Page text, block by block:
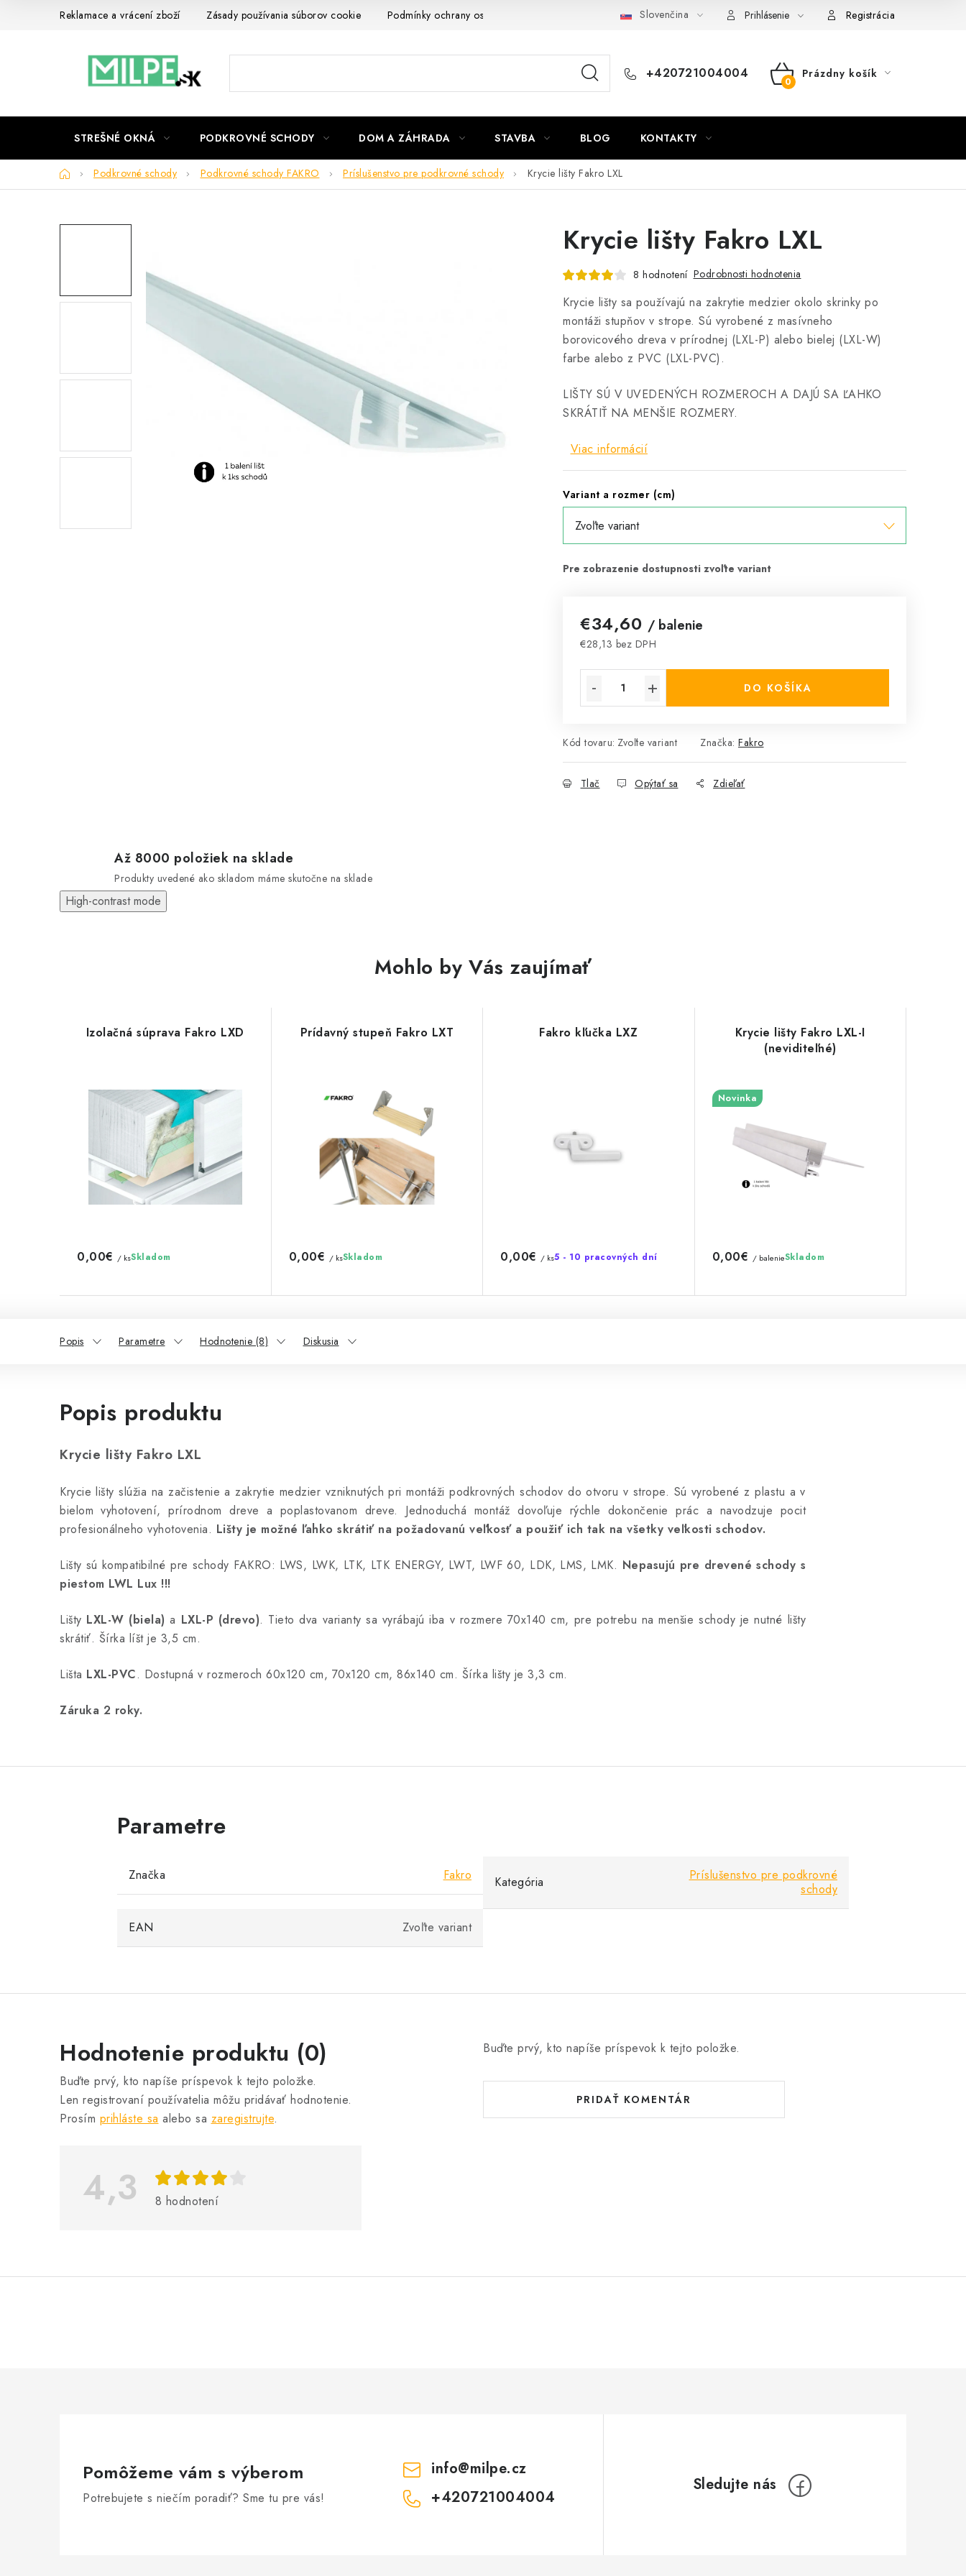
Reklamace a vrácení zboží Zásady používania súborov cookie Podmínky ochrany osobních údajů Obchodní podmínky Mapa webu Milpe.sk
Slovenčina Prihlásenie Registrácia
+420721004004
NÁKUPNÝ
Prázdny košík
STREŠNÉ OKNÁ PODKROVNÉ SCHODY DOM A ZÁHRADA STAVBA BLOG KONTAKTY
DomovPodkrovné schody Podkrovné schody FAKRO Príslušenstvo pre podkrovné schody Krycie lišty Fakro LXL
Krycie lišty Fakro LXL
8 hodnotení Podrobnosti hodnotenia
Krycie lišty sa používajú na zakrytie medzier okolo skrinky po
montáži stupňov v strope. Sú vyrobené z masívneho
borovicového dreva v prírodnej (LXL-P) alebo bielej (LXL-W)
farbe alebo z PVC (LXL-PVC).
LIŠTY SÚ V UVEDENÝCH ROZMEROCH A DAJÚ SA ĽAHKO
SKRÁTIŤ NA MENŠIE ROZMERY.
Viac informácií
Variant a rozmer (cm)
€34,60 / balenie
€28,13 bez DPH
DO KOŠÍKA
Kód tovaru: Zvoľte variant Značka: Fakro
Tlač Opýtať sa Zdieľať
Až 8000 položiek na sklade
Produkty uvedené ako skladom máme skutočne na sklade
High-contrast mode
Mohlo by Vás zaujímať
Izolačná súprava Fakro LXD
0,00€ / ksSkladom
Prídavný stupeň Fakro LXT
0,00€ / ksSkladom
Fakro kľučka LXZ
0,00€ / ks5 - 10 pracovných dní
Krycie lišty Fakro LXL-I
(neviditeľné)
Novinka
0,00€ / balenieSkladom
Popis Parametre Hodnotenie (8) Diskusia
Popis produktu
Krycie lišty Fakro LXL
Krycie lišty slúžia na začistenie a zakrytie medzier vzniknutých pri montáži podkrovných schodov do otvoru v strope. Sú vyrobené z plastu a v
bielom vyhotovení, prírodnom dreve a poplastovanom dreve. Jednoduchá montáž dovoľuje rýchle dokončenie prác a navodzuje pocit
profesionálneho vyhotovenia. Lišty je možné ľahko skrátiť na požadovanú veľkosť a použiť ich tak na všetky veľkosti schodov.
Lišty sú kompatibilné pre schody FAKRO: LWS, LWK, LTK, LTK ENERGY, LWT, LWF 60, LDK, LMS, LMK. Nepasujú pre drevené schody s
piestom LWL Lux !!!
Lišty LXL-W (biela) a LXL-P (drevo). Tieto dva varianty sa vyrábajú iba v rozmere 70x140 cm, pre potrebu na menšie schody je nutné lišty
skrátiť. Šírka líšt je 3,5 cm.
Lišta LXL-PVC. Dostupná v rozmeroch 60x120 cm, 70x120 cm, 86x140 cm. Šírka lišty je 3,3 cm.
Záruka 2 roky.
Značka Fakro Kategória
Príslušenstvo pre podkrovné
schody
EAN Zvoľte variant
Hodnotenie produktu (0)
Buďte prvý, kto napíše príspevok k tejto položke.
Len registrovaní používatelia môžu pridávať hodnotenie.
Prosím prihláste sa alebo sa zaregistrujte.
4,3 8 hodnotení
V
ý
p
i
Buďte prvý, kto napíše príspevok k tejto položke.
PRIDAŤ KOMENTÁR
Pomôžeme vám s výberom
Potrebujete s niečím poradiť? Sme tu pre vás!
info@milpe.cz
+420721004004